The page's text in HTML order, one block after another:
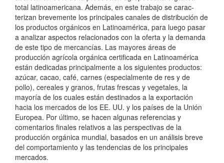
total latinoamericana. Además, en este trabajo se carac­
terizan brevemente los principales canales de dis­tribución de
los productos orgánicos en Latinoamérica, para luego pasar
a analizar aspectos relacio­nados con la oferta y la demanda
de este tipo de mercancías. Las mayores áreas de
producción agrí­cola orgánica certificada en Latinoamérica
están dedicadas principalmente a los siguientes produc­tos:
azúcar, cacao, café, carnes (especialmente de res y de
pollo), cereales y granos, frutas frescas y vegetales, la
mayoría de los cuales están destina­dos a la exportación
hacia los mercados de los EE. UU. y los países de la Unión
Europea. Por último, se hacen algunas referencias y
comentarios finales relativos a las perspectivas de la
producción orgá­nica mundial, basados en un análisis breve
del comportamiento y las tendencias de los principa­les
mercados.